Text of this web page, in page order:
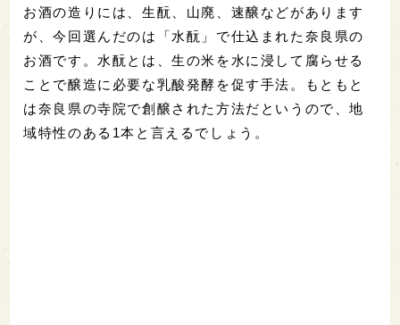
お酒の造りには、生酛、山廃、速醸などがあります
が、今回選んだのは「水酛」で仕込まれた奈良県の
お酒です。水酛とは、生の米を水に浸して腐らせる
ことで醸造に必要な乳酸発酵を促す手法。もともと
は奈良県の寺院で創醸された方法だというので、地
域特性のある1本と言えるでしょう。